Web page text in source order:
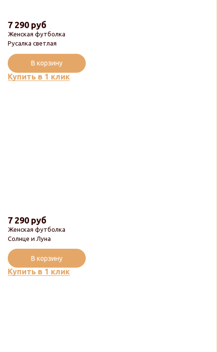
Женская футболка
Русалка светлая
7 290 руб
Купить в 1 клик
В корзину
Женская футболка
Солнце и Луна
7 290 руб
Купить в 1 клик
В корзину